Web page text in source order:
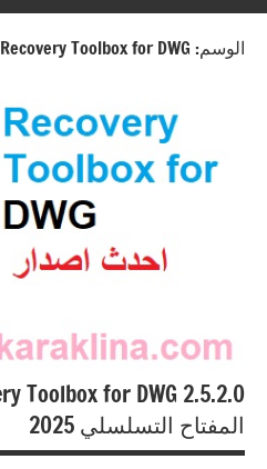
الوسم: Recovery Toolbox for DWG كسر
المفتاح التسلسلي 2025